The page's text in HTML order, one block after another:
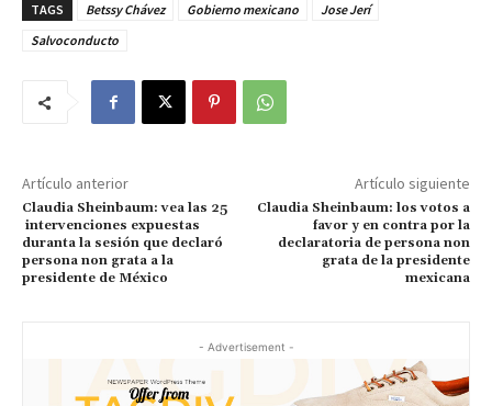
TAGS Betssy Chávez Gobierno mexicano
Jose Jerí
Salvoconducto
Artículo anterior
Claudia Sheinbaum: vea las 25
intervenciones expuestas
duranta la sesión que declaró
persona non grata a la
presidente de México
Artículo siguiente
Claudia Sheinbaum: los votos a
favor y en contra por la
declaratoria de persona non
grata de la presidente
mexicana
- Advertisement -